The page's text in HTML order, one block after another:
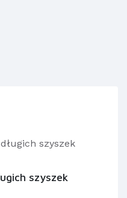
szyszek